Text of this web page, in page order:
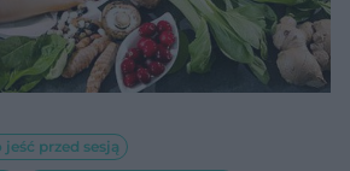
jeść przed sesją